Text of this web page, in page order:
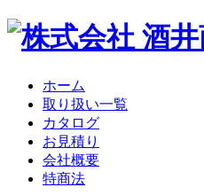
ホーム
取り扱い一覧
カタログ
お見積り
会社概要
特商法